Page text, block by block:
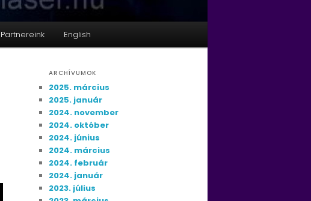
Partnereink English
ARCHÍVUMOK
2025. március
2025. január
2024. november
2024. október
2024. június
2024. március
2024. február
2024. január
2023. július